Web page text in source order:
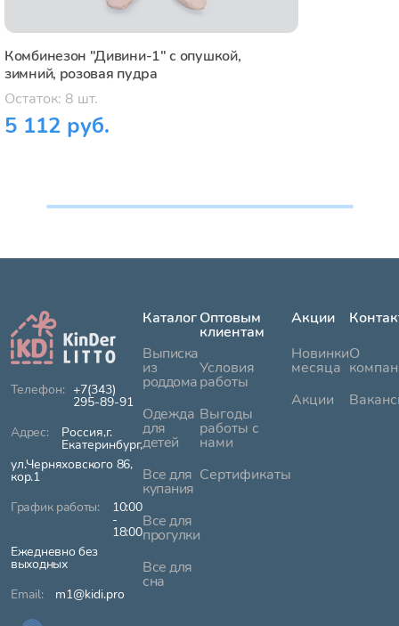
Комбинезон "Дивини-1" с опушкой,
зимний, розовая пудра
Остаток: 8 шт.
5 112 руб.
+7(343)
295-89-91
Россия,г.
Екатеринбург,
ул.Черняховского 86,
кор.1
10:00
-
18:00
Ежедневно без
выходных
m1@kidi.pro
Каталог
Выписка
из
роддома
Одежда
для
детей
Все для
купания
Все для
прогулки
Все для
сна
Оптовым
клиентам
Условия
работы
Выгоды
работы с
нами
Сертификаты
Акции
Новинки
месяца
Акции
О